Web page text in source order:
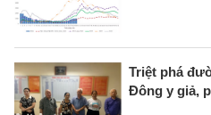
Triệt phá
Đông y giả,